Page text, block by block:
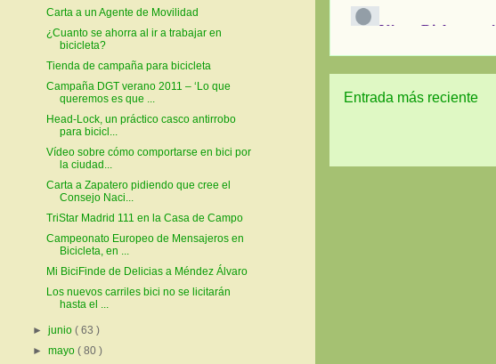
Entrada más reciente
Carta a un Agente de Movilidad
¿Cuanto se ahorra al ir a trabajar en
bicicleta?
Tienda de campaña para bicicleta
Campaña DGT verano 2011 – ‘Lo que
queremos es que ...
Head-Lock, un práctico casco antirrobo
para bicicl...
Vídeo sobre cómo comportarse en bici por
la ciudad...
Carta a Zapatero pidiendo que cree el
Consejo Naci...
TriStar Madrid 111 en la Casa de Campo
Campeonato Europeo de Mensajeros en
Bicicleta, en ...
Mi BiciFinde de Delicias a Méndez Álvaro
Los nuevos carriles bici no se licitarán
hasta el ...
►junio( 63 )
►mayo( 80 )